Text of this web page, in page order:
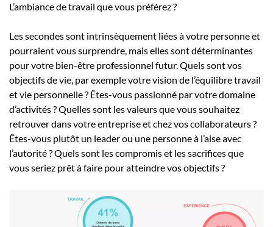
L’ambiance de travail que vous préférez ?
Les secondes sont intrinsèquement liées à votre personne et
pourraient vous surprendre, mais elles sont déterminantes
pour votre bien-être professionnel futur. Quels sont vos
objectifs de vie, par exemple votre vision de l’équilibre travail
et vie personnelle ? Êtes-vous passionné par votre domaine
d’activités ? Quelles sont les valeurs que vous souhaitez
retrouver dans votre entreprise et chez vos collaborateurs ?
Êtes-vous plutôt un leader ou une personne à l’aise avec
l’autorité ? Quels sont les compromis et les sacrifices que
vous seriez prêt à faire pour atteindre vos objectifs ?